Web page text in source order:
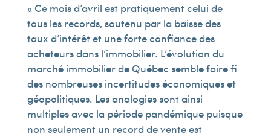
« Ce mois d’avril est pratiquement celui de
tous les records, soutenu par la baisse des
taux d’intérêt et une forte confiance des
acheteurs dans l’immobilier. L’évolution du
marché immobilier de Québec semble faire fi
des nombreuses incertitudes économiques et
géopolitiques. Les analogies sont ainsi
multiples avec la période pandémique puisque
non seulement un record de vente est